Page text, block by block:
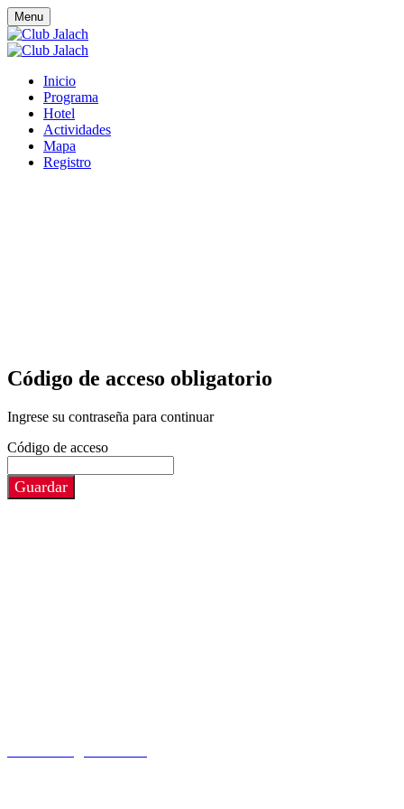
Menu
Inicio
Programa
Hotel
Actividades
Mapa
Registro
Código de acceso obligatorio
Ingrese su contraseña para continuar
Código de acceso
Guardar